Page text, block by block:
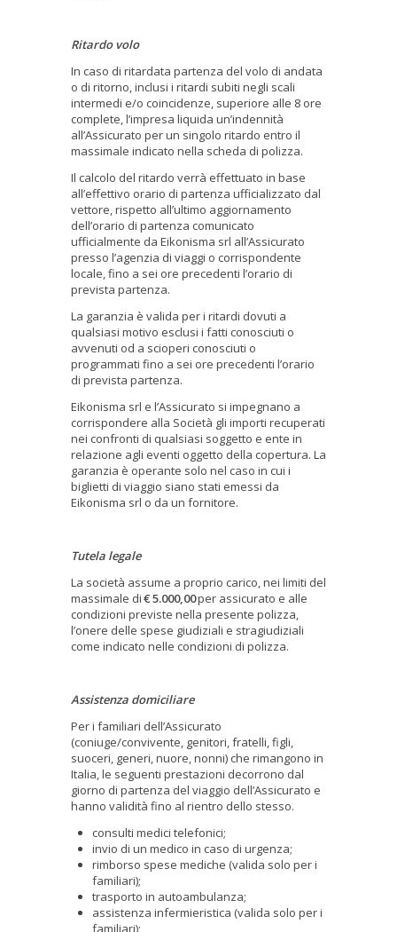
Ritardo volo
In caso di ritardata partenza del volo di andata
o di ritorno, inclusi i ritardi subiti negli scali
intermedi e/o coincidenze, superiore alle 8 ore
complete, l’impresa liquida un’indennità
all’Assicurato per un singolo ritardo entro il
massimale indicato nella scheda di polizza.
Il calcolo del ritardo verrà effettuato in base
all’effettivo orario di partenza ufficializzato dal
vettore, rispetto all’ultimo aggiornamento
dell’orario di partenza comunicato
ufficialmente da Eikonisma srl all’Assicurato
presso l’agenzia di viaggi o corrispondente
locale, fino a sei ore precedenti l’orario di
prevista partenza.
La garanzia è valida per i ritardi dovuti a
qualsiasi motivo esclusi i fatti conosciuti o
avvenuti od a scioperi conosciuti o
programmati fino a sei ore precedenti l’orario
di prevista partenza.
Eikonisma srl e l’Assicurato si impegnano a
corrispondere alla Società gli importi recuperati
nei confronti di qualsiasi soggetto e ente in
relazione agli eventi oggetto della copertura. La
garanzia è operante solo nel caso in cui i
biglietti di viaggio siano stati emessi da
Eikonisma srl o da un fornitore.
Tutela legale
La società assume a proprio carico, nei limiti del
massimale di€ 5.000,00per assicurato e alle
condizioni previste nella presente polizza,
l’onere delle spese giudiziali e stragiudiziali
come indicato nelle condizioni di polizza.
Assistenza domiciliare
Per i familiari dell’Assicurato
(coniuge/convivente, genitori, fratelli, figli,
suoceri, generi, nuore, nonni) che rimangono in
Italia, le seguenti prestazioni decorrono dal
giorno di partenza del viaggio dell’Assicurato e
hanno validità fino al rientro dello stesso.
consulti medici telefonici;
invio di un medico in caso di urgenza;
rimborso spese mediche (valida solo per i
familiari);
trasporto in autoambulanza;
assistenza infermieristica (valida solo per i
familiari);